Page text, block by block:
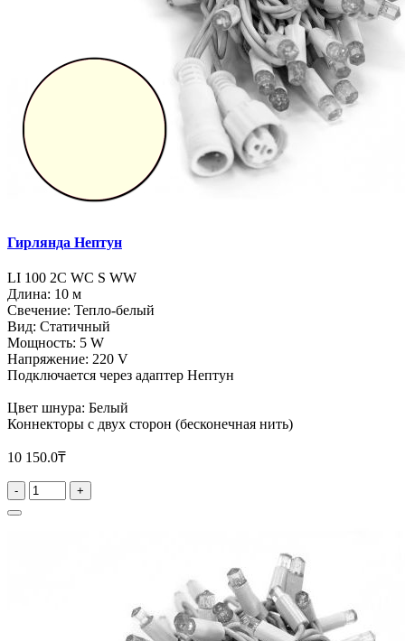
Гирлянда Нептун
LI 100 2C WC S WW
Длина: 10 м
Свечение: Тепло-белый
Вид: Статичный
Мощность: 5 W
Напряжение: 220 V
Подключается через адаптер Нептун
Цвет шнура: Белый
Коннекторы с двух сторон (бесконечная нить)
10 150.0₸
- +